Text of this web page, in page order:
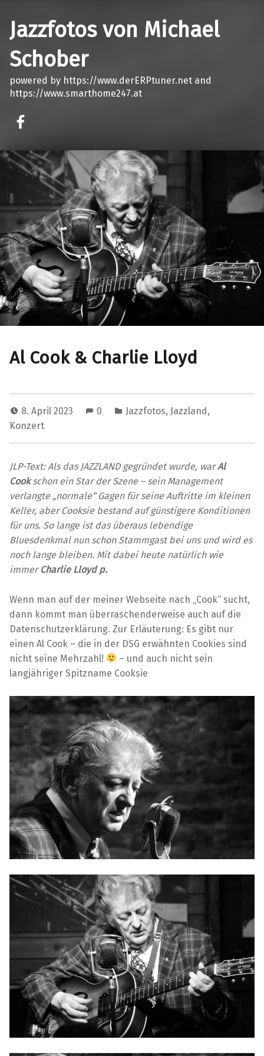
Jazzfotos von Michael
Schober
powered by https://www.derERPtuner.net and
https://www.smarthome247.at
Al Cook & Charlie Lloyd
8. April 2023 0 Jazzfotos, Jazzland,
Konzert
JLP-Text: Als das JAZZLAND gegründet wurde, warAl
Cookschon ein Star der Szene – sein Management
verlangte „normale“ Gagen für seine Auftritte im kleinen
Keller, aber Cooksie bestand auf günstigere Konditionen
für uns. So lange ist das überaus lebendige
Bluesdenkmal nun schon Stammgast bei uns und wird es
noch lange bleiben. Mit dabei heute natürlich wie
immer Charlie Lloyd p.
Wenn man auf der meiner Webseite nach „Cook“ sucht,
dann kommt man überraschenderweise auch auf die
Datenschutzerklärung. Zur Erläuterung: Es gibt nur
einen Al Cook – die in der DSG erwähnten Cookies sind
nicht seine Mehrzahl!
– und auch nicht sein
langjähriger Spitzname Cooksie